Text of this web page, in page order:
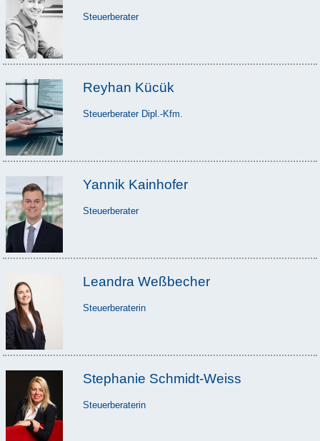
Steuerberater
Reyhan Kücük
Steuerberater Dipl.-Kfm.
Yannik Kainhofer
Steuerberater
Leandra Weßbecher
Steuerberaterin
Stephanie Schmidt-Weiss
Steuerberaterin